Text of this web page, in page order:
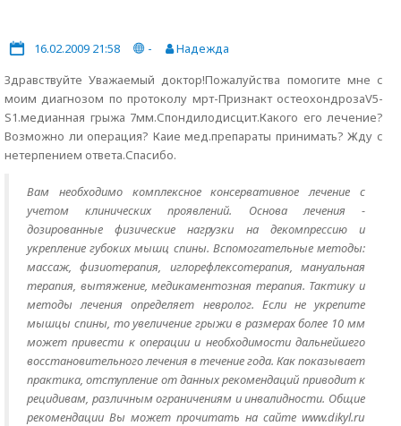
16.02.2009 21:58 -
Надежда
Здравствуйте Уважаемый доктор!Пожалуйства помогите мне с
моим диагнозом по протоколу мрт-Признакт остеохондрозаV5-
S1.медианная грыжа 7мм.Спондилодисцит.Какого его лечение?
Возможно ли операция? Каие мед.препараты принимать? Жду с
нетерпением ответа.Спасибо.
Вам необходимо комплексное консервативное лечение с
учетом клинических проявлений. Основа лечения -
дозированные физические нагрузки на декомпрессию и
укрепление губоких мышц спины. Вспомогательные методы:
массаж, физиотерапия, иглорефлексотерапия, мануальная
терапия, вытяжение, медикаментозная терапия. Тактику и
методы лечения определяет невролог. Если не укрепите
мышцы спины, то увеличение грыжи в размерах более 10 мм
может привести к операции и необходимости дальнейшего
восстановительного лечения в течение года. Как показывает
практика, отступление от данных рекомендаций приводит к
рецидивам, различным ограничениям и инвалидности. Общие
рекомендации Вы может прочитать на сайте www.dikyl.ru